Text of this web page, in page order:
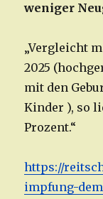
weniger
„Vergleicht
2025
mit den
Kinder ), so
Prozent.“
https://
impfung-